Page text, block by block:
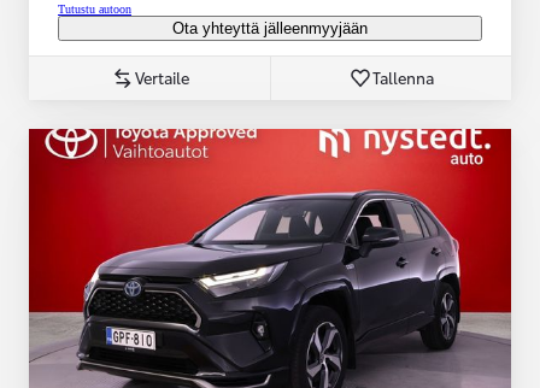
Tutustu autoon
Ota yhteyttä jälleenmyyjään
Vertaile Tallenna